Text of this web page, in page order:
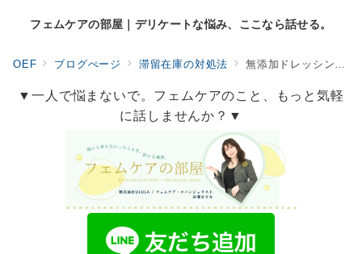
フェムケアの部屋｜デリケートな悩み、ここなら話せる。
OEF ブログぺージ 滞留在庫の対処法 無添加ドレッシング120本が回収危機？販促ミスで生まれる在庫をどう活かすか
▼一人で悩まないで。フェムケアのこと、もっと気軽
に話しませんか？▼